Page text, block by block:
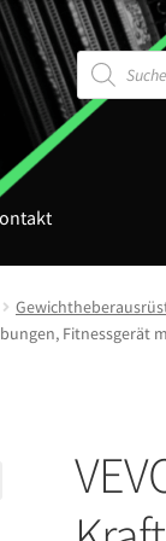
Products
search
Fitnessgerät